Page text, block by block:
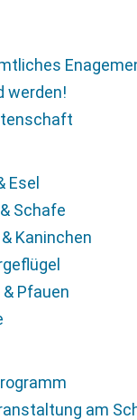
werden!
Esel
Schafe
Kaninchen
Pfauen
am